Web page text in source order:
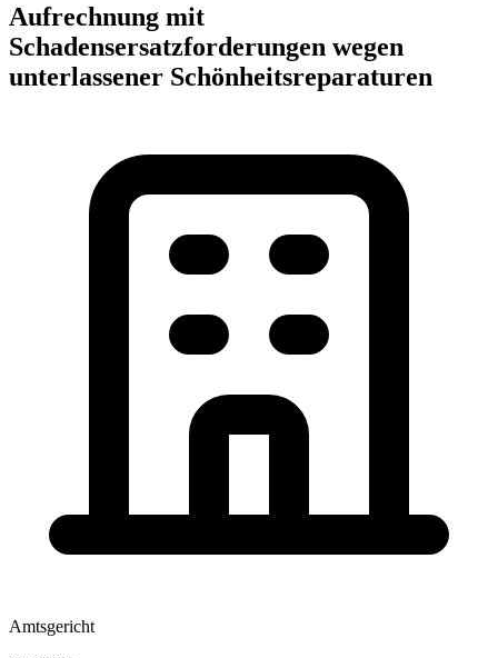
Aufrechnung mit
Schadensersatzforderungen wegen
unterlassener Schönheitsreparaturen
Amtsgericht